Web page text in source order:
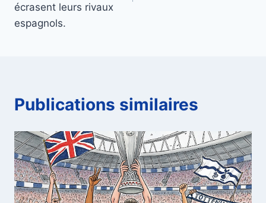
écrasent leurs rivaux
espagnols.
Publications similaires